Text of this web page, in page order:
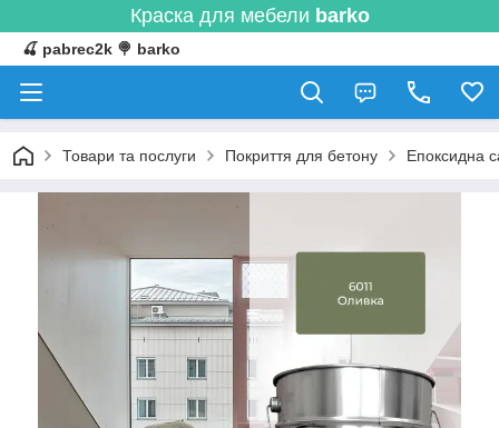
Краска для мебели barko
🍒 pabrec2k 🍭 barko
Товари та послуги Покриття для бетону Епоксидна